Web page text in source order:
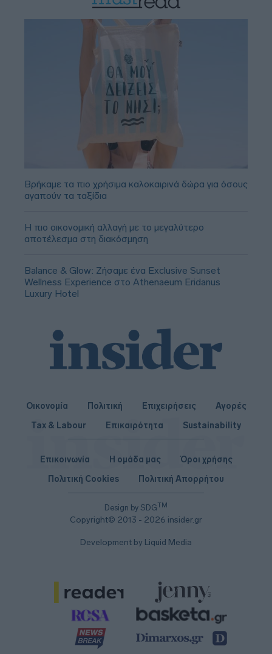
Βρήκαμε τα πιο χρήσιμα καλοκαιρινά δώρα για όσους
αγαπούν τα ταξίδια
Η πιο οικονομική αλλαγή με το μεγαλύτερο
αποτέλεσμα στη διακόσμηση
Balance & Glow: Ζήσαμε ένα Exclusive Sunset
Wellness Experience στο Athenaeum Eridanus
Luxury Hotel
Οικονομία Πολιτική Επιχειρήσεις
Αγορές
Tax & Labour
Επικαιρότητα Sustainability
Design by SDGTM
Copyright© 2013 - 2026 insider.gr
Επικοινωνία Η ομάδα μας
Όροι χρήσης
Πολιτική Cookies
Πολιτική Απορρήτου
Development by Liquid Media